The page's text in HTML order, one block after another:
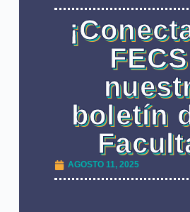
boletín
AGOSTO 11, 2025